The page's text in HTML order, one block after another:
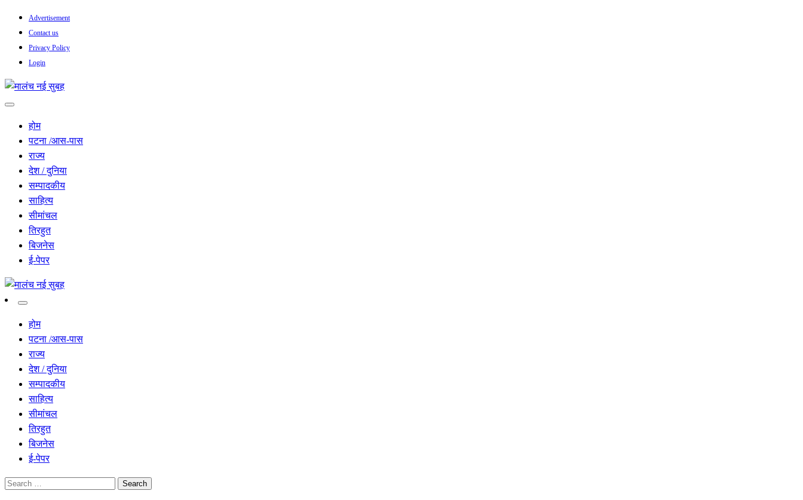
Skip
content
Advertisement
Contact us
Privacy Policy
Login
मालंच नई सुबह
होम
पटना /आस-पास
राज्य
देश / दुनिया
सम्पादकीय
साहित्य
सीमांचल
तिरहुत
बिजनेस
ई-पेपर
मालंच नई सुबह
होम
पटना /आस-पास
राज्य
देश / दुनिया
सम्पादकीय
साहित्य
सीमांचल
तिरहुत
बिजनेस
ई-पेपर
Search